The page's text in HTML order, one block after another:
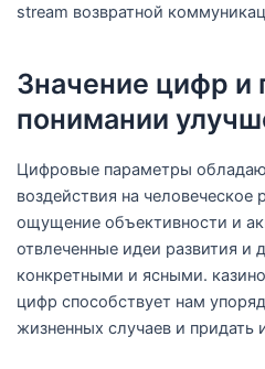
stream возвратной
Значение цифр и
понимании
Цифровые параметры
воздействия на
ощущение объективности и
отвлеченные идеи развития и
конкретными и ясными.
цифр способствует нам
жизненных случаев и придать